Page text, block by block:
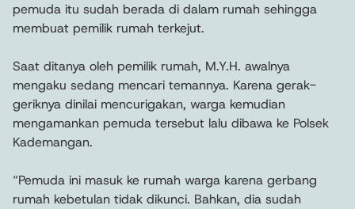
pemuda itu sudah berada di dalam rumah sehingga
membuat pemilik rumah terkejut.
Saat ditanya oleh pemilik rumah, M.Y.H. awalnya
mengaku sedang mencari temannya. Karena gerak-
geriknya dinilai mencurigakan, warga kemudian
mengamankan pemuda tersebut lalu dibawa ke Polsek
Kademangan.
“Pemuda ini masuk ke rumah warga karena gerbang
rumah kebetulan tidak dikunci. Bahkan, dia sudah